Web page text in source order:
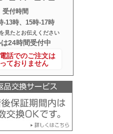
受付時間
‐13時、15時‐17時
見たとお伝えください
は24時間受付中
話でのご注文は
ておりません